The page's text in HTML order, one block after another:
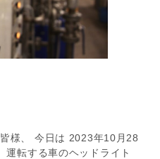
様、 今日は 2023年10月28
転する車のヘッドライト